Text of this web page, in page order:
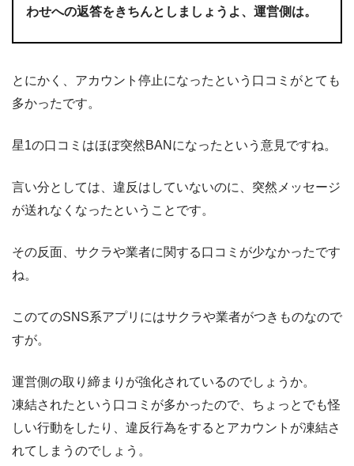
わせへの返答をきちんとしましょうよ、運営側は。
とにかく、アカウント停止になったという口コミがとても
多かったです。
星1の口コミはほぼ突然BANになったという意見ですね。
言い分としては、違反はしていないのに、突然メッセージ
が送れなくなったということです。
その反面、サクラや業者に関する口コミが少なかったです
ね。
このてのSNS系アプリにはサクラや業者がつきものなので
すが。
運営側の取り締まりが強化されているのでしょうか。
凍結されたという口コミが多かったので、ちょっとでも怪
しい行動をしたり、違反行為をするとアカウントが凍結さ
れてしまうのでしょう。